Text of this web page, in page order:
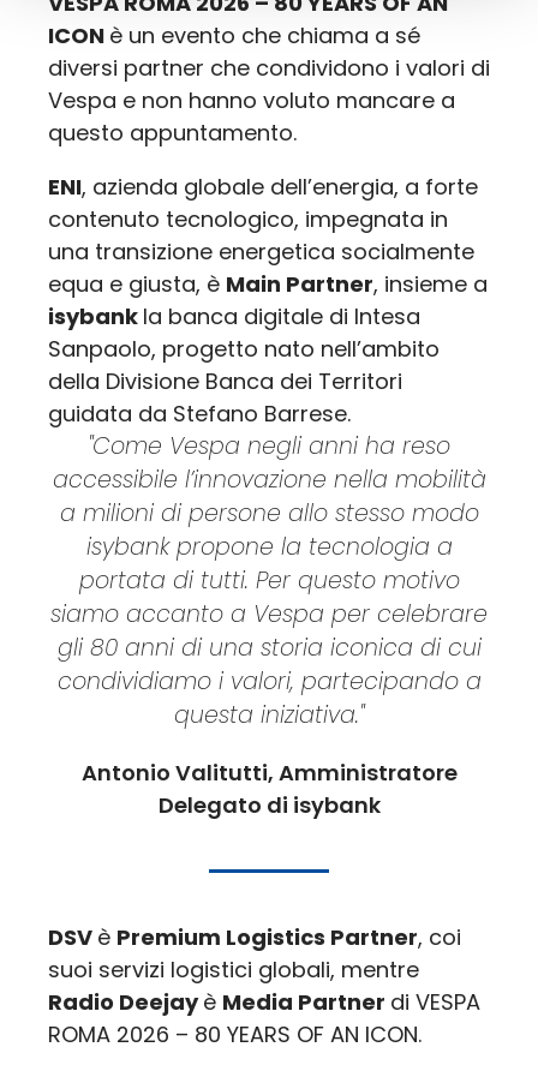
ICON è un evento che chiama a sé
diversi partner che condividono i valori di
Vespa e non hanno voluto mancare a
questo appuntamento.
ENI, azienda globale dell’energia, a forte
contenuto tecnologico, impegnata in
una transizione energetica socialmente
equa e giusta, è Main Partner, insieme a
isybank la banca digitale di Intesa
Sanpaolo, progetto nato nell’ambito
della Divisione Banca dei Territori
guidata da Stefano Barrese.
"Come Vespa negli anni ha reso
accessibile l’innovazione nella mobilità
a milioni di persone allo stesso modo
isybank propone la tecnologia a
portata di tutti. Per questo motivo
siamo accanto a Vespa per celebrare
gli 80 anni di una storia iconica di cui
condividiamo i valori, partecipando a
questa iniziativa."
Antonio Valitutti, Amministratore
Delegato di isybank
DSV è Premium Logistics Partner, coi
suoi servizi logistici globali, mentre
Radio Deejayè Media Partner di VESPA
ROMA 2026 – 80 YEARS OF AN ICON.